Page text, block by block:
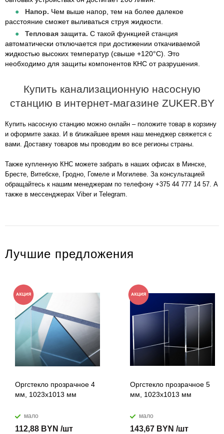
Напор. Чем выше напор, тем на более далекое
расстояние сможет выливаться струя жидкости.
Тепловая защита. С такой функцией станция
автоматически отключается при достижении откачиваемой
жидкостью высоких температур (свыше +120°С). Это
необходимо для защиты компонентов КНС от разрушения.
Купить канализационную насосную
станцию в интернет-магазине ZUKER.BY
Купить насосную станцию можно онлайн – положите товар в корзину
и оформите заказ. И в ближайшее время наш менеджер свяжется с
вами. Доставку товаров мы проводим во все регионы страны.
Также купленную КНС можете забрать в наших офисах в Минске,
Бресте, Витебске, Гродно, Гомеле и Могилеве. За консультацией
обращайтесь к нашим менеджерам по телефону +375 44 777 14 57 . А
также в мессенджерах Viber и Telegram.
Лучшие предложения
Оргстекло прозрачное 4
мм, 1023x1013 мм
мало
112,88 BYN /шт
Оргстекло прозрачное 5
мм, 1023x1013 мм
мало
143,67 BYN /шт